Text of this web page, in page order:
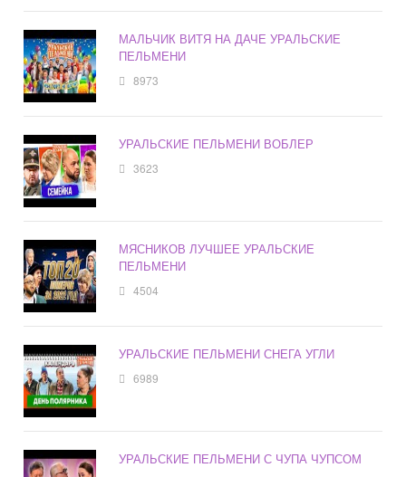
МАЛЬЧИК ВИТЯ НА ДАЧЕ УРАЛЬСКИЕ
ПЕЛЬМЕНИ
8973
УРАЛЬСКИЕ ПЕЛЬМЕНИ ВОБЛЕР
3623
МЯСНИКОВ ЛУЧШЕЕ УРАЛЬСКИЕ
ПЕЛЬМЕНИ
4504
УРАЛЬСКИЕ ПЕЛЬМЕНИ СНЕГА УГЛИ
6989
УРАЛЬСКИЕ ПЕЛЬМЕНИ С ЧУПА ЧУПСОМ